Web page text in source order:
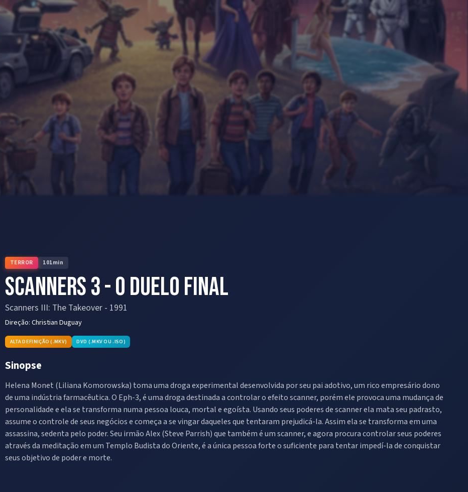
TERROR 101min
Scanners 3 - O Duelo Final
Scanners III: The Takeover - 1991
Direção:Christian Duguay
ALTA DEFINIÇÃO (.MKV) DVD (.MKV OU .ISO)
Sinopse
Helena Monet (Liliana Komorowska) toma uma droga experimental desenvolvida por seu pai adotivo, um rico empresário dono
de uma indústria farmacêutica. O Eph-3, é uma droga destinada a controlar o efeito scanner, porém ele provoca uma mudança de
personalidade e ela se transforma numa pessoa louca, mortal e egoísta. Usando seus poderes de scanner ela mata seu padrasto,
assume o controle de seus negócios e começa a se vingar daqueles que tentaram prejudicá-la. Assim ela se transforma em uma
assassina, sedenta pelo poder. Seu irmão Alex (Steve Parrish) que também é um scanner, e agora procura controlar seus poderes
através da meditação em um Templo Budista do Oriente, é a única pessoa forte o suficiente para tentar impedí-la de conquistar
seus objetivo de poder e morte.